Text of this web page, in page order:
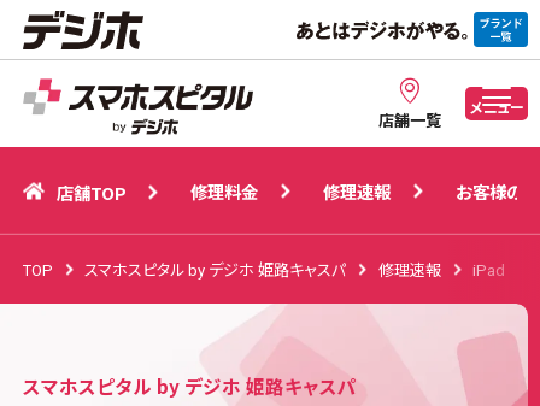
店舗一覧
メニュー
店舗TOP 修理速報 お客様の声
店舗TOP 修理料金 修理速報 お客様の声
TOP スマホスピタル by デジホ 姫路キャスパ 修理速報 iPad
スマホスピタル by デジホ 姫路キャスパ